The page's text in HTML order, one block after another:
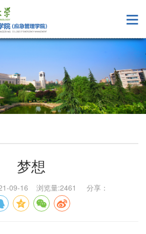
梦想
09-16 浏览量:2461 分享：